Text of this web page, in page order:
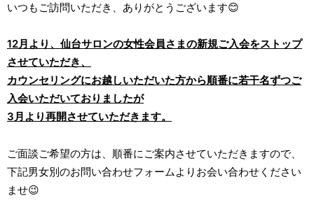
いつもご訪問いただき、ありがとうございます😊
12月より、仙台サロンの女性会員さまの新規ご入会をストップ
させていただき、
カウンセリングにお越しいただいた方から順番に若干名ずつご
入会いただいておりましたが
3月より再開させていただきます。
ご面談ご希望の方は、順番にご案内させていただきますので、
下記男女別のお問い合わせフォームよりお会い合わせください
ませ😉